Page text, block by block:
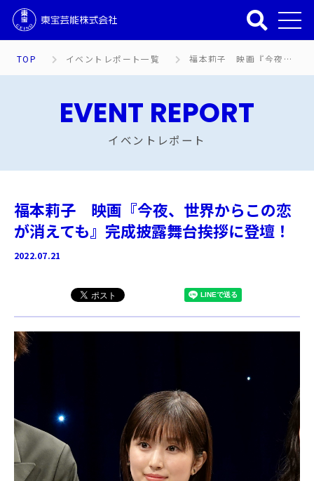
TOP イベントレポート一覧 福本莉子 映画『今夜、世界からこの恋が消えても』完成披露舞台挨拶に登壇！
EVENT REPORT
イベントレポート
福本莉子 映画『今夜、世界からこの恋
が消えても』完成披露舞台挨拶に登壇！
2022.07.21